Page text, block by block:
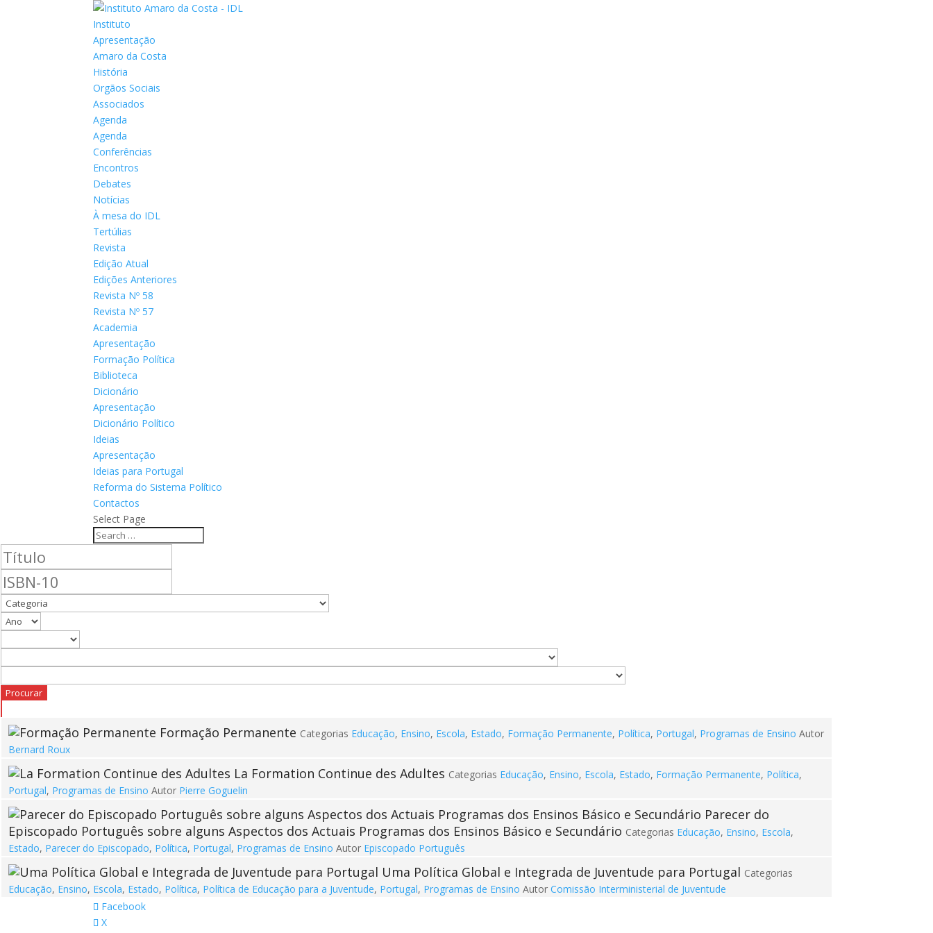
Instituto
Apresentação
Amaro da Costa
História
Orgãos Sociais
Associados
Agenda
Agenda
Conferências
Encontros
Debates
Notícias
À mesa do IDL
Tertúlias
Revista
Edição Atual
Edições Anteriores
Revista Nº 58
Revista Nº 57
Academia
Apresentação
Formação Política
Biblioteca
Dicionário
Apresentação
Dicionário Político
Ideias
Apresentação
Ideias para Portugal
Reforma do Sistema Político
Contactos
Select Page
Formação Permanente Categorias Educação, Ensino, Escola, Estado, Formação Permanente, Política, Portugal, Programas de Ensino Autor
Bernard Roux
La Formation Continue des Adultes Categorias Educação, Ensino, Escola, Estado, Formação Permanente, Política,
Portugal, Programas de Ensino Autor Pierre Goguelin
Parecer do
Episcopado Português sobre alguns Aspectos dos Actuais Programas dos Ensinos Básico e Secundário Categorias Educação, Ensino, Escola,
Estado, Parecer do Episcopado, Política, Portugal, Programas de Ensino Autor Episcopado Português
Uma Política Global e Integrada de Juventude para Portugal Categorias
Educação, Ensino, Escola, Estado, Política, Política de Educação para a Juventude, Portugal, Programas de Ensino Autor Comissão Interministerial de Juventude
Facebook
X